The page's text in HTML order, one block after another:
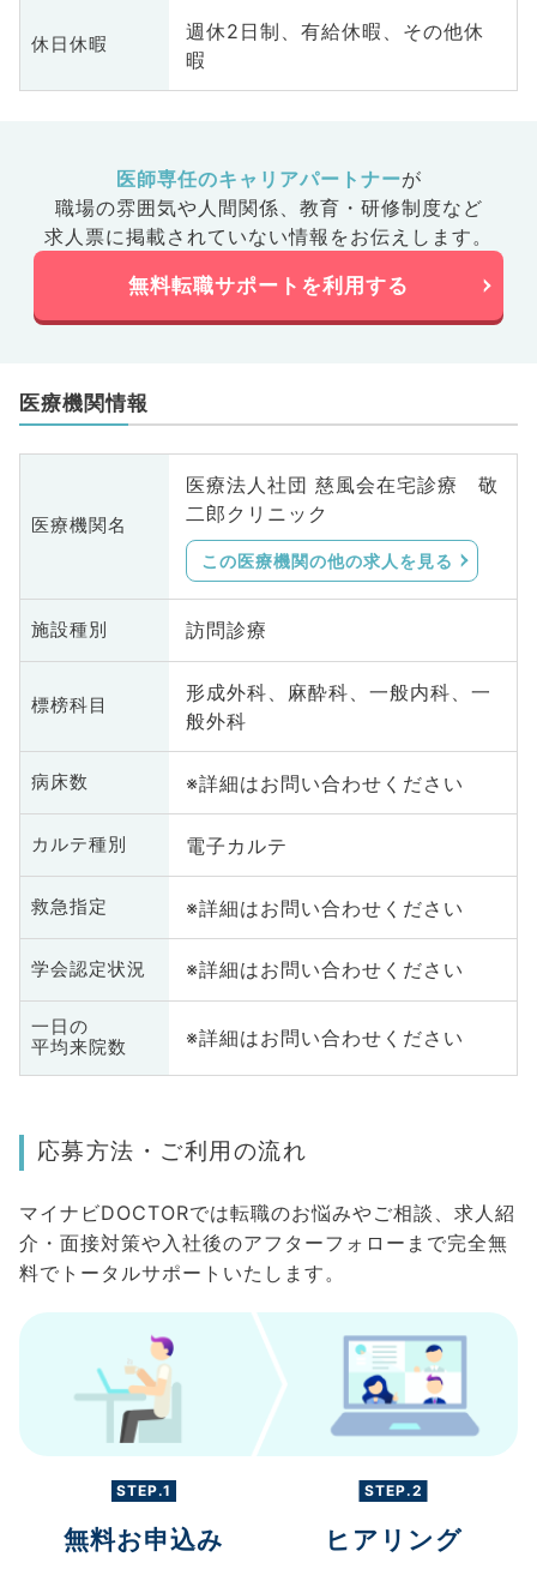
休日休暇
週休2日制、有給休暇、その他休
暇
医師専任のキャリアパートナーが
職場の雰囲気や人間関係、 教育・研修制度など
求人票に掲載されていない情報をお伝えします。
無料転職サポートを利用する
医療機関情報
医療機関名
医療法人社団 慈風会在宅診療 敬
二郎クリニック
この医療機関の他の求人を見る
施設種別 訪問診療
標榜科目
形成外科、麻酔科、一般内科、一
般外科
病床数 ※詳細はお問い合わせください
カルテ種別 電子カルテ
救急指定 ※詳細はお問い合わせください
学会認定状況 ※詳細はお問い合わせください
一日の
平均来院数
※詳細はお問い合わせください
応募方法・ご利用の流れ
マイナビDOCTORでは転職のお悩みやご相談、求人紹
介・面接対策や入社後のアフターフォローまで完全無
料でトータルサポートいたします。
STEP.1
無料お申込み
STEP.2
ヒアリング